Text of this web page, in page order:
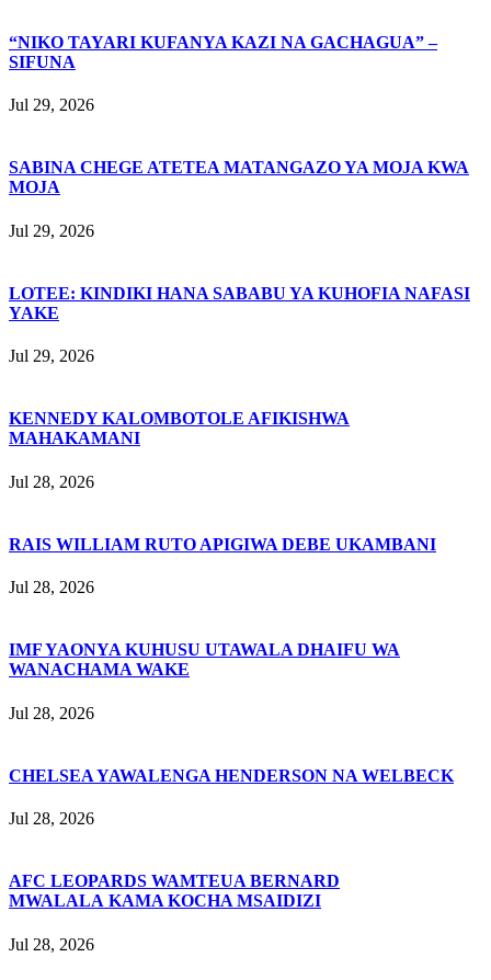
“NIKO TAYARI KUFANYA KAZI NA GACHAGUA” –
SIFUNA
Jul 29, 2026
SABINA CHEGE ATETEA MATANGAZO YA MOJA KWA
MOJA
Jul 29, 2026
LOTEE: KINDIKI HANA SABABU YA KUHOFIA NAFASI
YAKE
Jul 29, 2026
KENNEDY KALOMBOTOLE AFIKISHWA
MAHAKAMANI
Jul 28, 2026
RAIS WILLIAM RUTO APIGIWA DEBE UKAMBANI
Jul 28, 2026
IMF YAONYA KUHUSU UTAWALA DHAIFU WA
WANACHAMA WAKE
Jul 28, 2026
CHELSEA YAWALENGA HENDERSON NA WELBECK
Jul 28, 2026
AFC LEOPARDS WAMTEUA BERNARD
MWALALA KAMA KOCHA MSAIDIZI
Jul 28, 2026